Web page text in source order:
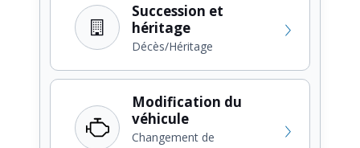
Succession et
héritage
Décès/Héritage
Modification du
véhicule
Changement de